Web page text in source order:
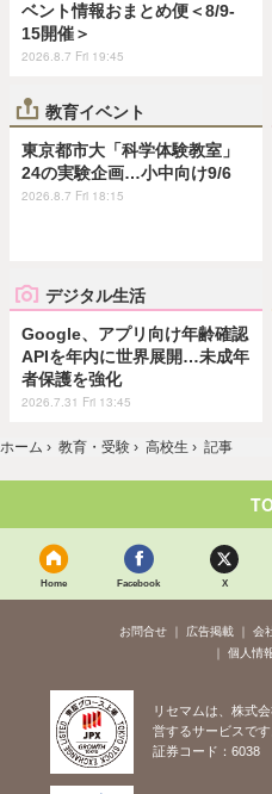
ベント情報おまとめ便＜8/9-
15開催＞
2026.8.7 Fri 19:45
教育イベント
東京都市大「科学体験教室」
24の実験企画…小中向け9/6
2026.8.7 Fri 18:15
デジタル生活
Google、アプリ向け年齢確認
APIを年内に世界展開…未成年
者保護を強化
2026.7.31 Fri 13:45
ホーム › 教育・受験 › 高校生 › 記事
Home Facebook X
お問合せ 広告掲載 会
個人情
リセマムは、株式
営するサービスです
証券コード：6038